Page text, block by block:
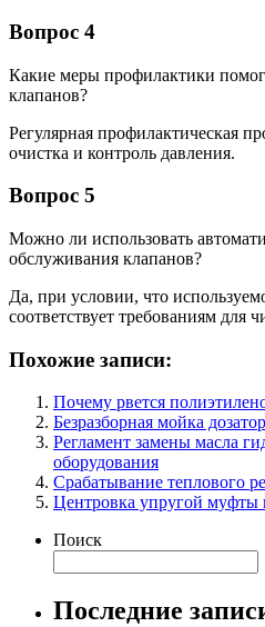
Вопрос 4
Какие меры профилактики
клапанов?
Регулярная профилактическая
очистка и контроль давления.
Вопрос 5
Можно ли использовать
обслуживания клапанов?
Да, при условии, что
соответствует требованиям для
Похожие записи:
Почему рвется
Безразборная мойка
Регламент замены масла
оборудования
Срабатывание теплового
Центровка упругой муфты
Поиск
Последние